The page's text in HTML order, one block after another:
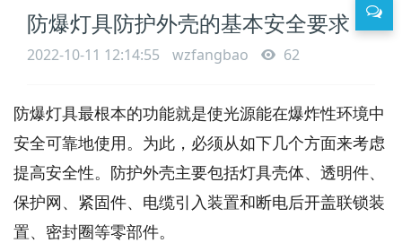
防爆灯具防护外壳的基本安全要求
2022-10-11 12:14:55 wzfangbao 62
防爆灯具最根本的功能就是使光源能在爆炸性环境中
安全可靠地使用。为此，必须从如下几个方面来考虑
提高安全性。防护外壳主要包括灯具壳体、透明件、
保护网、紧固件、电缆引入装置和断电后开盖联锁装
置、密封圈等零部件。